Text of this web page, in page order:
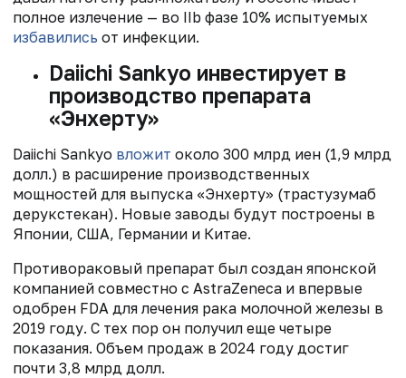
полное излечение — во IIb фазе 10% испытуемых
избавились от инфекции.
Daiichi Sankyo инвестирует в
производство препарата
«Энхерту»
Daiichi Sankyo вложит около 300 млрд иен (1,9 млрд
долл.) в расширение производственных
мощностей для выпуска «Энхерту» (трастузумаб
дерукстекан). Новые заводы будут построены в
Японии, США, Германии и Китае.​
Противораковый препарат был создан японской
компанией совместно с AstraZeneca и впервые
одобрен FDA для лечения рака молочной железы в
2019 году. С тех пор он получил еще четыре
показания. Объем продаж в 2024 году достиг
почти 3,8 млрд долл.